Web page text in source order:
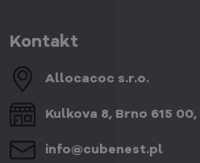
Kontakt
Allocacoc s​.r​.o​.
Kulkova 8, Brno 615
info​@cubenest​.pl